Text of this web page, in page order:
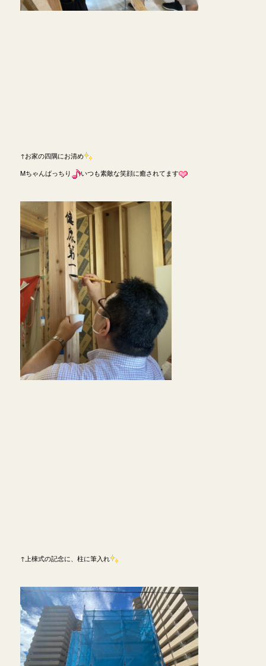
↑お家の四隅にお清め
Mちゃんばっちり
いつも素敵な笑顔に癒されてます
↑上棟式の記念に、柱に筆入れ